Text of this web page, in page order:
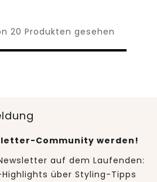
20 Produkten gesehen
Community werden!
auf dem Laufenden:
über Styling-Tipps